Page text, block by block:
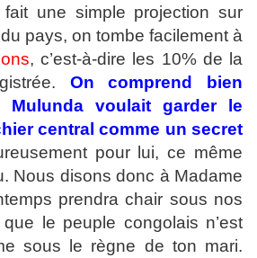
fait une simple projection sur
pays, on tombe facilement à
, c’est-à-dire les 10% de la
On
comprend bien
Mulunda voulait garder le
central comme un secret
pour lui, ce même
Nous disons donc à Madame
prendra chair sous nos
le peuple congolais n’est
sous le règne de ton mari.